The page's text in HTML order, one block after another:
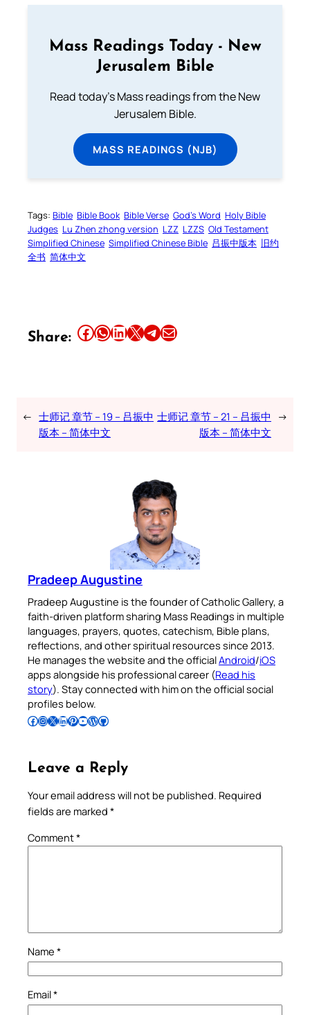
Mass Readings Today - New
Jerusalem Bible
Read today's Mass readings from the New
Jerusalem Bible.
MASS READINGS (NJB)
Tags: Bible Bible Book Bible Verse God’s Word Holy Bible
Judges Lu Zhen zhong version LZZ LZZS Old Testament
Simplified Chinese Simplified Chinese Bible 吕振中版本 旧约
全书 简体中文
Share: Share this article on Facebook Share this article on WhatsApp Share this article on LinkedIn Share this article on X Share this article on TelegramEmail this Article
← 士师记 章节 – 19 – 吕振中
版本 – 简体中文
士师记 章节 – 21 – 吕振中
版本 – 简体中文
→
Pradeep Augustine
Pradeep Augustine is the founder of Catholic Gallery, a
faith-driven platform sharing Mass Readings in multiple
languages, prayers, quotes, catechism, Bible plans,
reflections, and other spiritual resources since 2013.
He manages the website and the officialAndroid/iOS
apps alongside his professional career (Read his
story). Stay connected with him on the official social
profiles below.
Follow Pradeep on Facebook Follow Pradeep on InstagramFollow Pradeep on X Follow Pradeep on LinkedIn Follow Pradeep on Pinterest Subscribe to Pradeep’s Youtube Channel Follow Pradeep on WordPress Follow Pradeep on GitHub
Leave a Reply
Your email address will not be published. Required
fields are marked *
Comment*
Name *
Email*